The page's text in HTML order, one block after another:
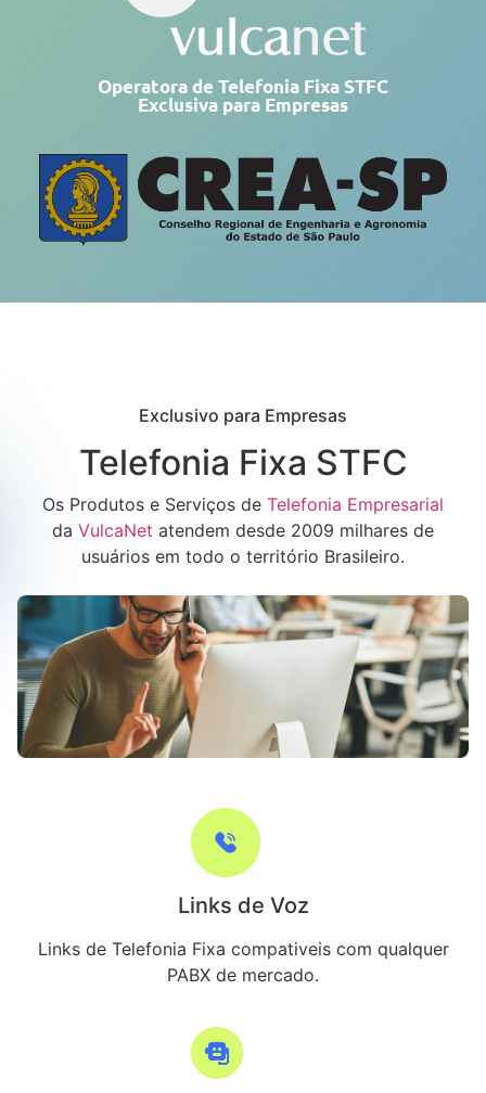
Operatora de Telefonia Fixa STFC
Exclusiva para Empresas
Exclusivo para Empresas
Telefonia Fixa STFC
Os Produtos e Serviços de Telefonia Empresarial
da VulcaNet atendem desde 2009 milhares de
usuários em todo o território Brasileiro.
Links de Voz
Links de Telefonia Fixa compativeis com qualquer
PABX de mercado.